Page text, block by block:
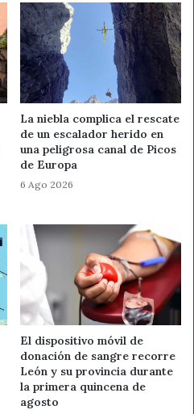
La niebla complica el rescate
de un escalador herido en
una peligrosa canal de Picos
de Europa
6 Ago 2026
El dispositivo móvil de
donación de sangre recorre
León y su provincia durante
la primera quincena de
agosto